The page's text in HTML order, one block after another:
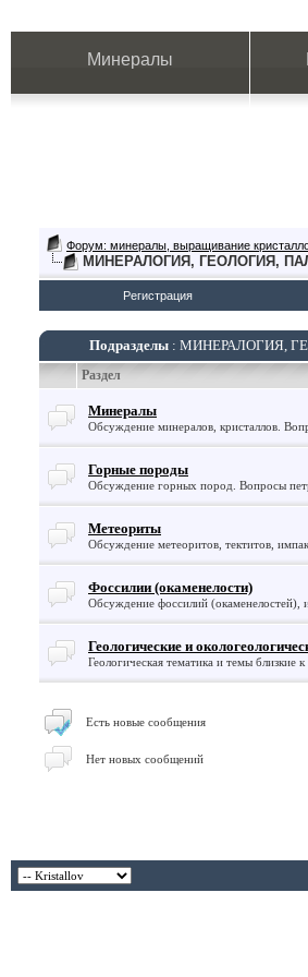
Минералы
Форум: минералы, выращивание
МИНЕРАЛОГИЯ, ГЕОЛОГИЯ,
Регистрация
Подразделы : МИНЕРАЛОГИЯ,
Раздел
Минералы
Обсуждение минералов, кристаллов.
Горные породы
Обсуждение горных пород. Вопросы
Метеориты
Обсуждение метеоритов, тектитов,
Фоссилии (окаменелости)
Обсуждение фоссилий (окаменелостей),
Геологические и
Геологическая тематика и темы близкие
Есть новые сообщения
Нет новых сообщений